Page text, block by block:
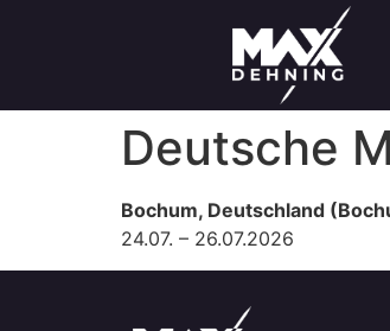
Deutsche
Bochum, Deutschland
24.07. – 26.07.2026